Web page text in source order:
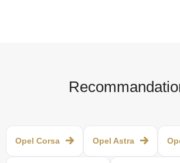
Opel Corsa Opel Astra